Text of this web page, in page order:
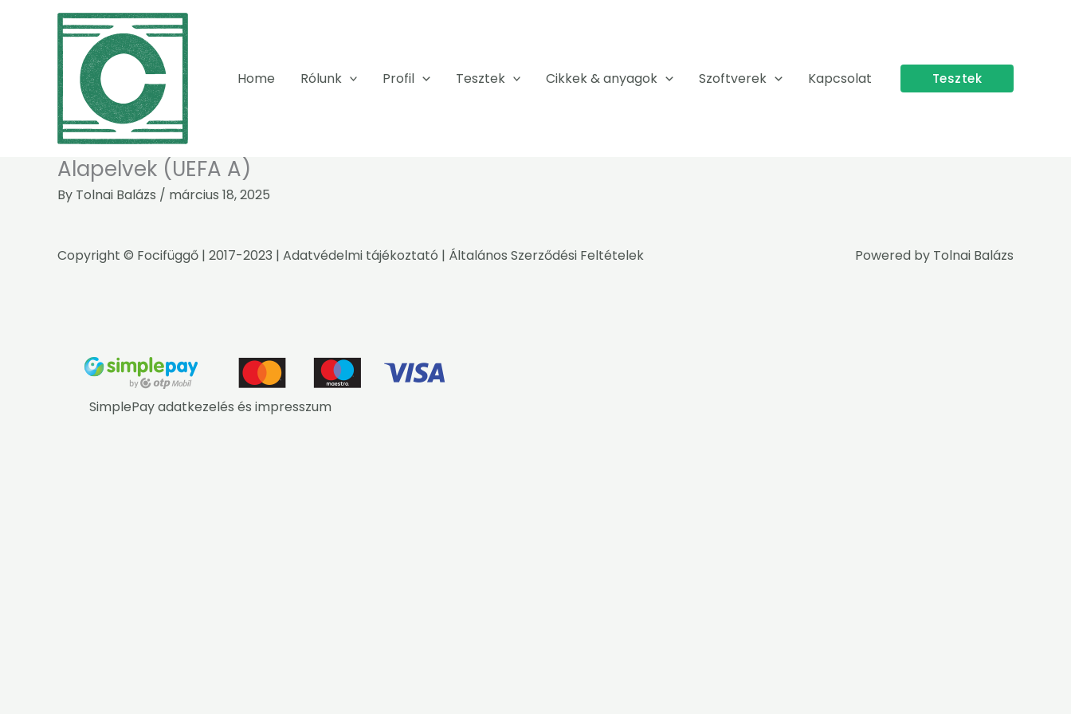
Home
Rólunk Profil Tesztek Cikkek & anyagok Szoftverek Kapcsolat Tesztek
Alapelvek (UEFA A)
By Tolnai Balázs / március 18, 2025
Copyright © Focifüggő | 2017-2023 | Adatvédelmi tájékoztató | Általános Szerződési Feltételek Powered by Tolnai Balázs
SimplePay adatkezelés és impresszum